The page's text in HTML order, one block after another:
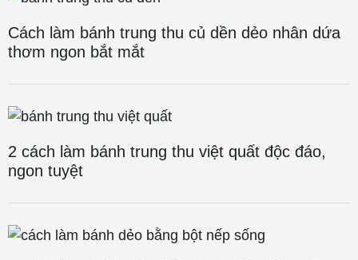
Cách làm bánh trung thu củ dền dẻo nhân dứa
thơm ngon bắt mắt
2 cách làm bánh trung thu việt quất độc đáo,
ngon tuyệt